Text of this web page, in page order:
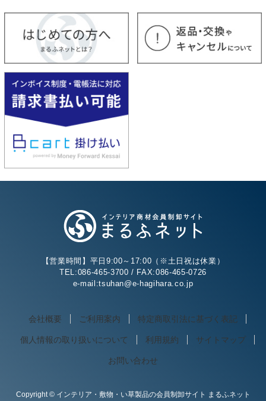
【営業時間】平日9:00～17:00（※土日祝は休業）
TEL:086-465-3700 / FAX:086-465-0726
e-mail:tsuhan@e-hagihara.co.jp
会社概要 ご利用案内 特定商取引法に基づく表記
個人情報の取り扱いについて 利用規約 サイトマップ
お問い合わせ
Copyright © インテリア・敷物・い草製品の会員制卸サイト まるふネット